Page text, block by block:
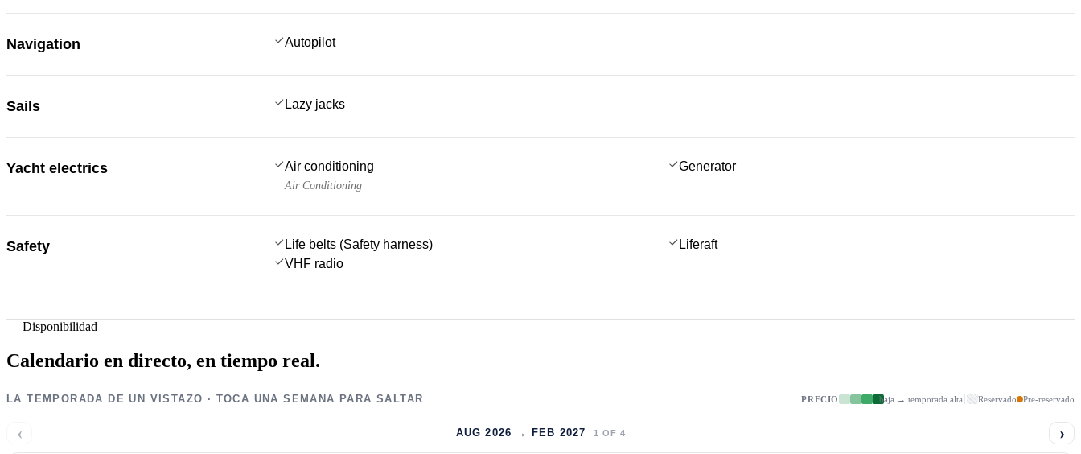
Navigation Autopilot
Sails Lazy jacks
Yacht electrics Air conditioning
Air Conditioning
Generator
Safety Life belts (Safety harness)
Liferaft
VHF radio
— Disponibilidad
Calendario en directo, en tiempo real.
LA TEMPORADA DE UN VISTAZO · TOCA UNA SEMANA PARA SALTAR PRECIO baja → temporada alta Reservado Pre-reservado
‹ AUG 2026 → FEB 2027 1 OF 4 ›